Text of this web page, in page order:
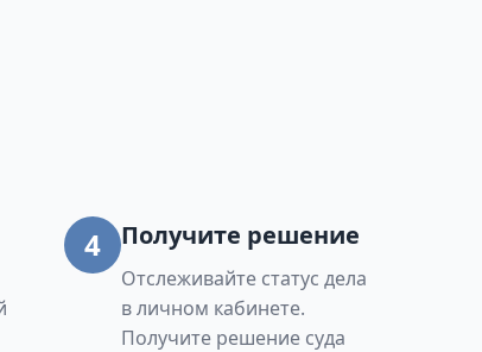
4 Получите решение
Отслеживайте статус дела
в личном кабинете.
Получите решение суда